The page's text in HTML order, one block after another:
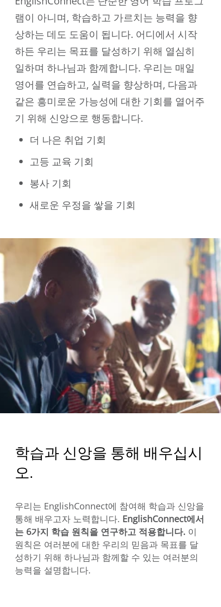
램이 아니며, 학습하고 가르치는 능력을 향
상하는 데도 도움이 됩니다. 어디에서 시작
하든 우리는 목표를 달성하기 위해 열심히
일하며 하나님과 함께합니다. 우리는 매일
영어를 연습하고, 실력을 향상하며, 다음과
같은 흥미로운 가능성에 대한 기회를 열어주
기 위해 신앙으로 행동합니다.
더 나은 취업 기회
고등 교육 기회
봉사 기회
새로운 우정을 쌓을 기회
학습과 신앙을 통해 배우십시
오.
우리는 EnglishConnect에 참여해 학습과 신앙을
통해 배우고자 노력합니다. EnglishConnect에서
는 6가지 학습 원칙을 연구하고 적용합니다. 이
원칙은 여러분에 대한 우리의 믿음과 목표를 달
성하기 위해 하나님과 함께할 수 있는 여러분의
능력을 설명합니다.